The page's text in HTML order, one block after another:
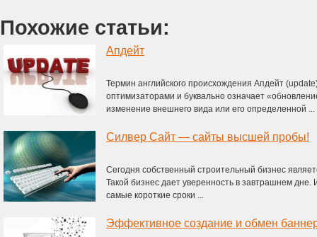
Похожие статьи:
Апдейт
Термин английского происхождения Апдейт
оптимизаторами и буквально означает
изменение внешнего вида или его определенной ...
Силвер Сайт — сайты высшей пробы!
Сегодня собственный строительный бизнес
Такой бизнес дает уверенность в завтрашнем дне.
самые короткие сроки ...
Эффективное создание и обмен